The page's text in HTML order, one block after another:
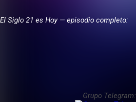
El Siglo 21 es Hoy — episodio completo:
Grupo Telegram: